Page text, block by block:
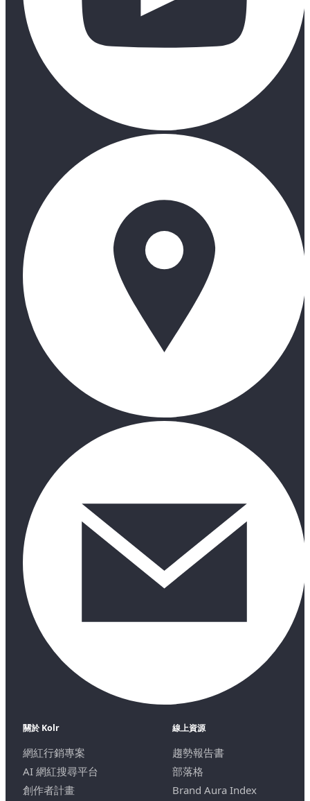
關於 Kolr
網紅行銷專案
AI 網紅搜尋平台
創作者計畫
線上資源
趨勢報告書
部落格
Brand Aura Index